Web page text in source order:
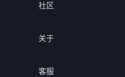
社区
关于
客服